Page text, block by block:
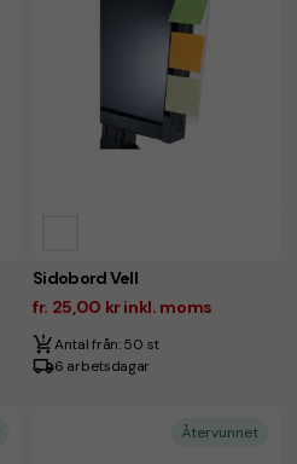
Sidobord Vell
fr. 25,00 kr inkl. moms
Antal från: 50 st
6 arbetsdagar
Återvunnet